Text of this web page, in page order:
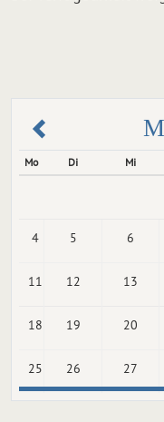
Mo Di Mi
4 5 6
11 12 13
18 19 20
25 26 27